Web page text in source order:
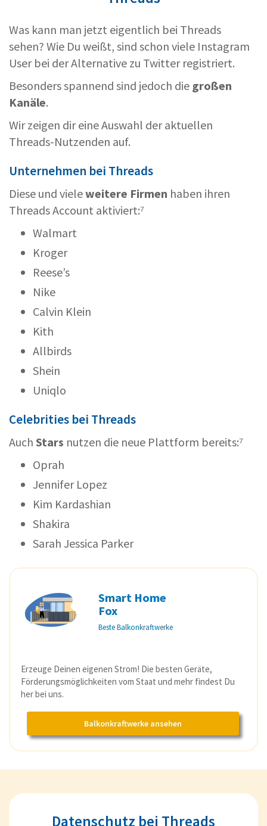
Was kann man jetzt eigentlich bei Threads
sehen? Wie Du weißt, sind schon viele Instagram
User bei der Alternative zu Twitter registriert.
Besonders spannend sind jedoch die großen
Kanäle.
Wir zeigen dir eine Auswahl der aktuellen
Threads-Nutzenden auf.
Unternehmen bei Threads
Diese und vieleweitere Firmen haben ihren
Threads Account aktiviert:⁷
Walmart
Kroger
Reese’s
Nike
Calvin Klein
Kith
Allbirds
Shein
Uniqlo
Celebrities bei Threads
Auch Stars nutzen die neue Plattform bereits:⁷
Oprah
Jennifer Lopez
Kim Kardashian
Shakira
Sarah Jessica Parker
Smart Home
Fox
Beste Balkonkraftwerke
Erzeuge Deinen eigenen Strom! Die besten Geräte,
Förderungsmöglichkeiten vom Staat und mehr findest Du
her bei uns.
Balkonkraftwerke ansehen
Datenschutz bei Threads